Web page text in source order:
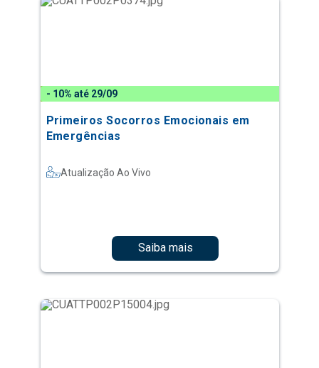
- 10% até 29/09
Primeiros Socorros Emocionais em
Emergências
Atualização Ao Vivo
Saiba mais